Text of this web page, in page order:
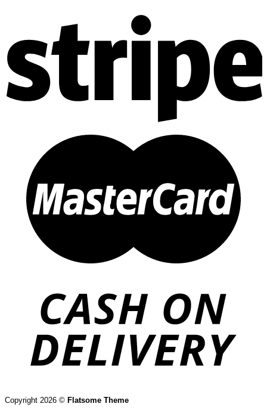
Copyright 2026 © Flatsome Theme